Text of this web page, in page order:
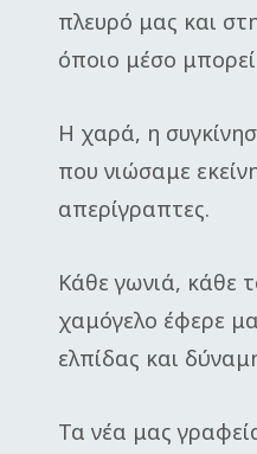
πλευρό μας και
όποιο μέσο
Η χαρά, η
που νιώσαμε
απερίγραπτες.
Κάθε γωνιά, κάθε
χαμόγελο έφερε
ελπίδας και
Τα νέα μας